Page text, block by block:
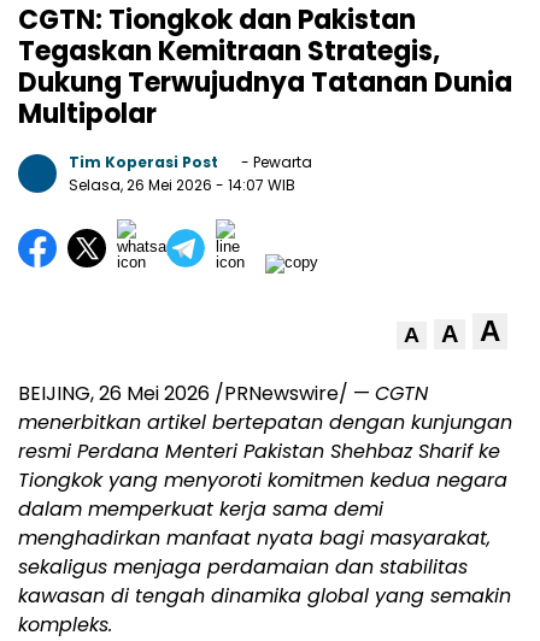
CGTN: Tiongkok dan Pakistan
Tegaskan Kemitraan Strategis,
Dukung Terwujudnya Tatanan Dunia
Multipolar
Tim Koperasi Post
- Pewarta
Selasa, 26 Mei 2026 - 14:07 WIB
A A A
BEIJING, 26 Mei 2026 /PRNewswire/ — CGTN
menerbitkan artikel bertepatan dengan kunjungan
resmi Perdana Menteri Pakistan Shehbaz Sharif ke
Tiongkok yang menyoroti komitmen kedua negara
dalam memperkuat kerja sama demi
menghadirkan manfaat nyata bagi masyarakat,
sekaligus menjaga perdamaian dan stabilitas
kawasan di tengah dinamika global yang semakin
kompleks.